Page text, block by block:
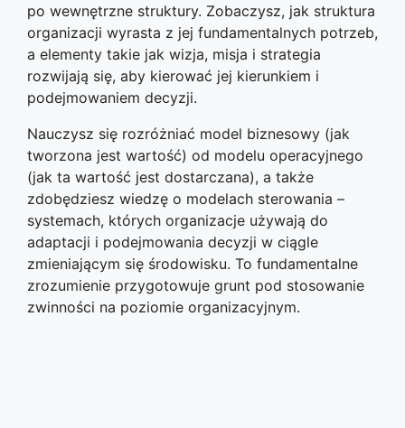
po wewnętrzne struktury. Zobaczysz, jak struktura
organizacji wyrasta z jej fundamentalnych potrzeb,
a elementy takie jak wizja, misja i strategia
rozwijają się, aby kierować jej kierunkiem i
podejmowaniem decyzji.
Nauczysz się rozróżniać model biznesowy (jak
tworzona jest wartość) od modelu operacyjnego
(jak ta wartość jest dostarczana), a także
zdobędziesz wiedzę o modelach sterowania –
systemach, których organizacje używają do
adaptacji i podejmowania decyzji w ciągle
zmieniającym się środowisku. To fundamentalne
zrozumienie przygotowuje grunt pod stosowanie
zwinności na poziomie organizacyjnym.